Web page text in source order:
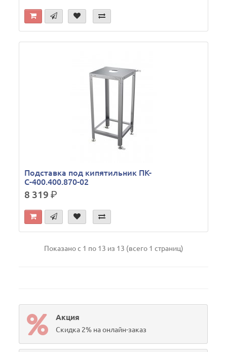
Подставка под кипятильник ПК-
С-400.400.870-02
8 319р.
Показано с 1 по 13 из 13 (всего 1 страниц)
Акция
Скидка 2% на онлайн-заказ